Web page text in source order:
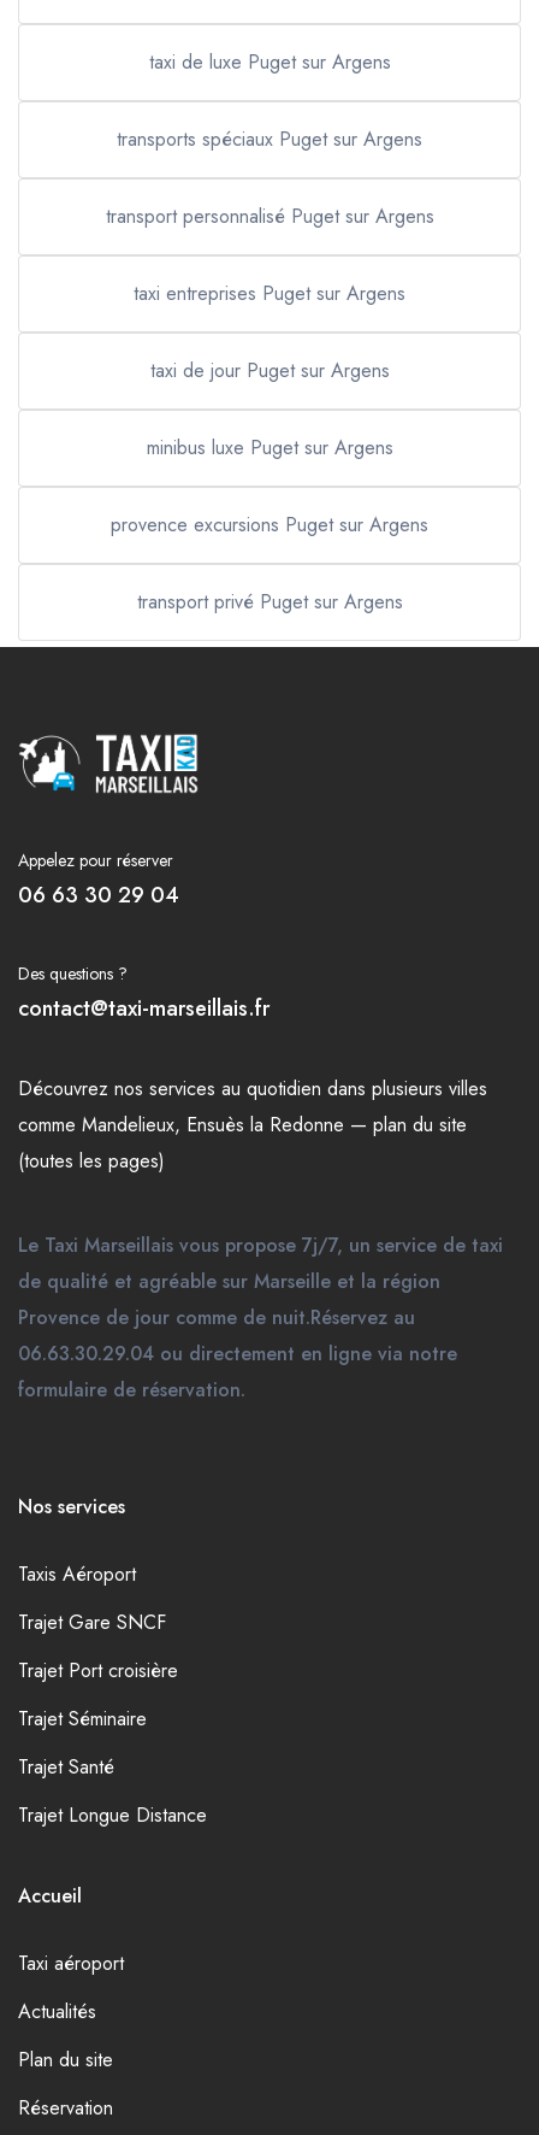
taxi de luxe Puget sur Argens
transports spéciaux Puget sur Argens
transport personnalisé Puget sur Argens
taxi entreprises Puget sur Argens
taxi de jour Puget sur Argens
minibus luxe Puget sur Argens
provence excursions Puget sur Argens
transport privé Puget sur Argens
Appelez pour réserver
06 63 30 29 04
Des questions ?
contact@taxi-marseillais.fr
Découvrez nos services au quotidien dans plusieurs villes
comme Mandelieux, Ensuès la Redonne — plan du site
(toutes les pages)
Le Taxi Marseillais vous propose 7j/7, un service de taxi
de qualité et agréable sur Marseille et la région
Provence de jour comme de nuit.Réservez au
06.63.30.29.04 ou directement en ligne via notre
formulaire de réservation.
Nos services
Taxis Aéroport
Trajet Gare SNCF
Trajet Port croisière
Trajet Séminaire
Trajet Santé
Trajet Longue Distance
Accueil
Taxi aéroport
Actualités
Plan du site
Réservation